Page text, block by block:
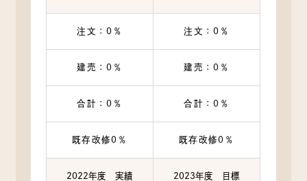
注文：0％ 注文：0％
建売：0％ 建売：0％
合計：0％ 合計：0％
既存改修0％ 既存改修0％
2022年度 実績 2023年度 目標